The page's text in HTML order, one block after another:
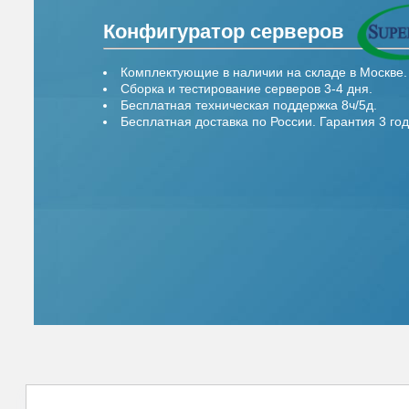
Конфигуратор серверов
Комплектующие в наличии на складе в Москве.
Сборка и тестирование серверов 3-4 дня.
Бесплатная техническая поддержка 8ч/5д.
Бесплатная доставка по России. Гарантия 3